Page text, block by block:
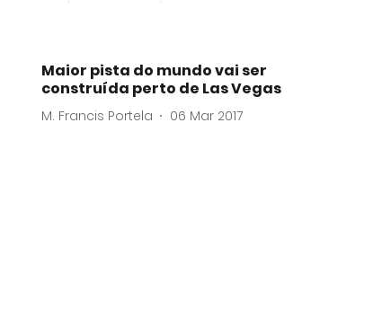
Maior pista do mundo vai ser
construída perto de Las Vegas
M. Francis Portela 06 Mar 2017